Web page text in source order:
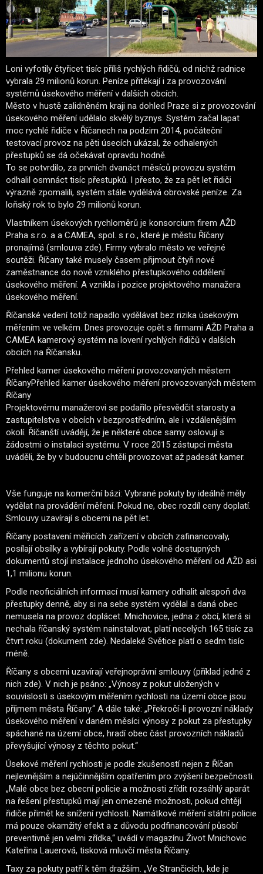
Loni vyfotily čtyřicet tisíc příliš rychlých řidičů, od nichž radnice
vybrala 29 milionů korun. Peníze přitékají i za provozování
systémů úsekového měření v dalších obcích.
Město v hustě zalidněném kraji na dohled Praze si z provozování
úsekového měření udělalo skvělý byznys. Systém začal lapat
moc rychlé řidiče v Říčanech na podzim 2014, počáteční
testovací provoz na pěti úsecích ukázal, že odhalených
přestupků se dá očekávat opravdu hodně.
To se potvrdilo, za prvních dvanáct měsíců provozu systém
odhalil osmnáct tisíc přestupků. I přesto, že za pět let řidiči
výrazně zpomalili, systém stále vydělává obrovské peníze. Za
loňský rok to bylo 29 milionů korun.
Vlastníkem úsekových rychloměrů je konsorcium firem AŽD
Praha s.r.o. a a CAMEA, spol. s r.o., které je městu Říčany
pronajímá (smlouva zde). Firmy vybralo město ve veřejné
soutěži. Říčany také musely časem přijmout čtyři nové
zaměstnance do nově vzniklého přestupkového oddělení
úsekového měření. A vznikla i pozice projektového manažera
úsekového měření.
Říčanské vedení totiž napadlo vydělávat bez rizika úsekovým
měřením ve velkém. Dnes provozuje opět s firmami AŽD Praha a
CAMEA kamerový systém na lovení rychlých řidičů v dalších
obcích na Říčansku.
Přehled kamer úsekového měření provozovaných městem
ŘíčanyPřehled kamer úsekového měření provozovaných městem
Říčany
Projektovému manažerovi se podařilo přesvědčit starosty a
zastupitelstva v obcích v bezprostředním, ale i vzdálenějším
okolí. Říčanští uvádějí, že je některé obce samy oslovují s
žádostmi o instalaci systému. V roce 2015 zástupci města
uváděli, že by v budoucnu chtěli provozovat až padesát kamer.
Vše funguje na komerční bázi: Vybrané pokuty by ideálně měly
vydělat na provádění měření. Pokud ne, obec rozdíl ceny doplatí.
Smlouvy uzavírají s obcemi na pět let.
Říčany postavení měřicích zařízení v obcích zafinancovaly,
posílají obsílky a vybírají pokuty. Podle volně dostupných
dokumentů stojí instalace jednoho úsekového měření od AŽD asi
1,1 milionu korun.
Podle neoficiálních informací musí kamery odhalit alespoň dva
přestupky denně, aby si na sebe systém vydělal a daná obec
nemusela na provoz doplácet. Mnichovice, jedna z obcí, která si
nechala říčanský systém nainstalovat, platí necelých 165 tisíc za
čtvrt roku (dokument zde). Nedaleké Světice platí o sedm tisíc
méně.
Říčany s obcemi uzavírají veřejnoprávní smlouvy (příklad jedné z
nich zde). V nich je psáno: „Výnosy z pokut uložených v
souvislosti s úsekovým měřením rychlosti na území obce jsou
příjmem města Říčany.“ A dále také: „Překročí-li provozní náklady
úsekového měření v daném měsíci výnosy z pokut za přestupky
spáchané na území obce, hradí obec část provozních nákladů
převyšující výnosy z těchto pokut.“
Úsekové měření rychlosti je podle zkušeností nejen z Říčan
nejlevnějším a nejúčinnějším opatřením pro zvýšení bezpečnosti.
„Malé obce bez obecní policie a možnosti zřídit rozsáhlý aparát
na řešení přestupků mají jen omezené možnosti, pokud chtějí
řidiče přimět ke snížení rychlosti. Namátkové měření státní policie
má pouze okamžitý efekt a z důvodu podfinancování působí
preventivně jen velmi zřídka,“ uvádí v magazínu Život Mnichovic
Kateřina Lauerová, tisková mluvčí města Říčany.
Taxy za pokuty patří k těm dražším. „Ve Strančicích, kde je